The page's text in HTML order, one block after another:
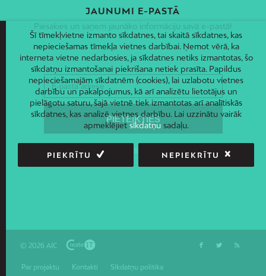
JAUNUMI E-PASTĀ
Piesakies un saņem jaunāko informāciju savā e-pastā!
© 2026 AIC
Par projektu Kontakti Sīkdatņu politika
Šī tīmekļvietne izmanto sīkdatnes, tai skaitā sīkdatnes, kas
nepieciešamas tīmekļa vietnes darbībai. Ņemot vērā, ka
interneta vietne nedarbosies, ja sīkdatnes netiks izmantotas, šo
sīkdatņu izmantošanai piekrišana netiek prasīta. Papildus
nepieciešamajām sīkdatnēm (cookies), lai uzlabotu vietnes
darbību un pakalpojumus, kā arī analizētu lietotājus un
pielāgotu saturu, šajā vietnē tiek izmantotas arī analītiskās
sīkdatnes, kas analizē vietnes darbību. Lai uzzinātu vairāk
apmeklējietsīkdatņusadaļu.
PIEKRĪTU NEPIEKRĪTU